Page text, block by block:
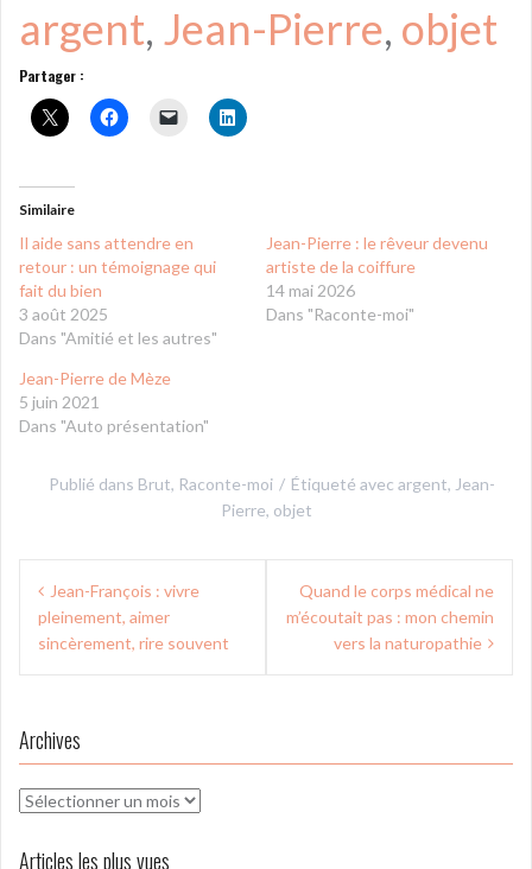
argent, Jean-Pierre, objet
Partager :
Similaire
Il aide sans attendre en
retour : un témoignage qui
fait du bien
3 août 2025
Dans "Amitié et les autres"
Jean-Pierre : le rêveur devenu
artiste de la coiffure
14 mai 2026
Dans "Raconte-moi"
Jean-Pierre de Mèze
5 juin 2021
Dans "Auto présentation"
Publié dans Brut, Raconte-moi Étiqueté avec argent, Jean-
Pierre, objet
Navigation
de
l’article
Jean-François : vivre
pleinement, aimer
sincèrement, rire souvent
Quand le corps médical ne
m’écoutait pas : mon chemin
vers la naturopathie
Archives
Archives
Articles les plus vues